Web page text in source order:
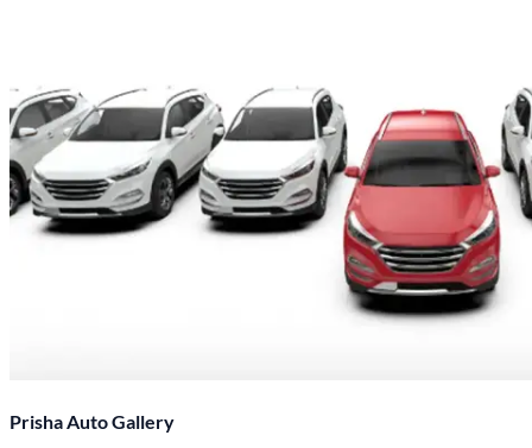
Prisha Auto Gallery